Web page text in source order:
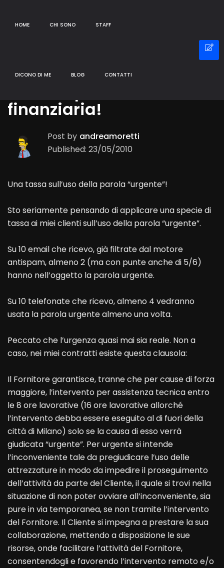
HOME CHI SONO STAFF
DICONO DI ME BLOG CONTATTI
finanziaria!
Post by andreamoretti
Published: 23/05/2010
Una tassa sull’uso della parola “urgente”!
Sto seriamente pensando di applicare una specie di
tassa ai miei clienti sull’uso della parola “urgente”.
Su 10 email che ricevo, già filtrate dal motore
antispam, almeno 2 (ma con punte anche di 5/6)
hanno nell’oggetto la parola urgente.
Su 10 telefonate che ricevo, almeno 4 vedranno
usata la parola urgente almeno una volta.
Peccato che l’urgenza quasi mai sia reale. Non a
caso, nei miei contratti esiste questa clausola:
Il Fornitore garantisce, tranne che per cause di forza
maggiore, l’intervento per assistenza tecnica entro
le 8 ore lavorative (16 ore lavorative allorché
l’intervento debba essere eseguito al di fuori della
città di Milano) solo se la causa di esso verrà
giudicata “urgente”. Per urgente si intende
l’inconveniente tale da pregiudicare l’uso delle
attrezzature in modo da impedire il proseguimento
dell’attività da parte del Cliente, il quale si trovi nella
situazione di non poter ovviare all’inconveniente, sia
pure in via temporanea, se non tramite l’intervento
del Fornitore. Il Cliente si impegna a prestare la sua
collaborazione, mettendo a disposizione le sue
risorse, onde facilitare l’attività del Fornitore,
consentendogli e favorendo l’intervento remoto e/o